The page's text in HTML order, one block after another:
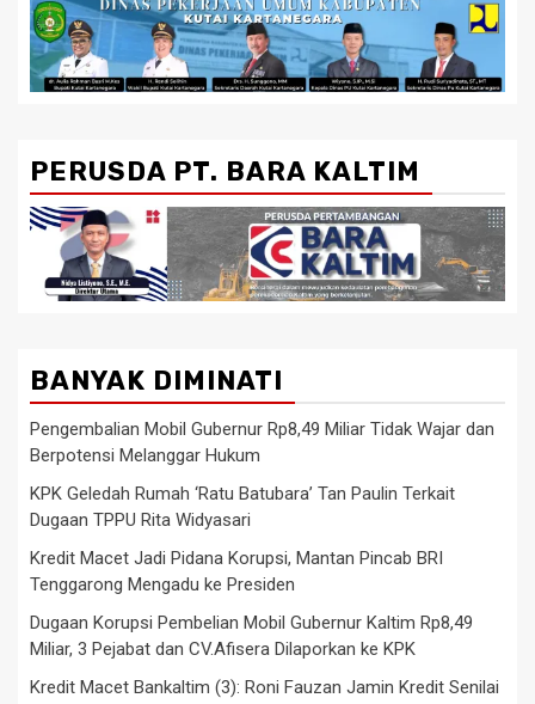
PERUSDA PT. BARA KALTIM
BANYAK DIMINATI
Pengembalian Mobil Gubernur Rp8,49 Miliar Tidak Wajar dan
Berpotensi Melanggar Hukum
KPK Geledah Rumah ‘Ratu Batubara’ Tan Paulin Terkait
Dugaan TPPU Rita Widyasari
Kredit Macet Jadi Pidana Korupsi, Mantan Pincab BRI
Tenggarong Mengadu ke Presiden
Dugaan Korupsi Pembelian Mobil Gubernur Kaltim Rp8,49
Miliar, 3 Pejabat dan CV.Afisera Dilaporkan ke KPK
Kredit Macet Bankaltim (3): Roni Fauzan Jamin Kredit Senilai